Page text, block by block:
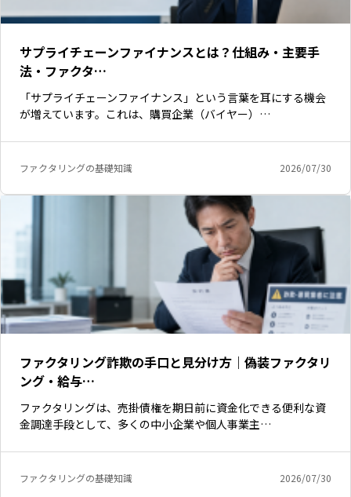
サプライチェーンファイナンスとは？仕組み・主要手
法・ファクタ…
「サプライチェーンファイナンス」という言葉を耳にする機会
が増えています。これは、購買企業（バイヤー）…
ファクタリングの基礎知識 2026/07/30
ファクタリング詐欺の手口と見分け方｜偽装ファクタリ
ング・給与…
ファクタリングは、売掛債権を期日前に資金化できる便利な資
金調達手段として、多くの中小企業や個人事業主…
ファクタリングの基礎知識 2026/07/30